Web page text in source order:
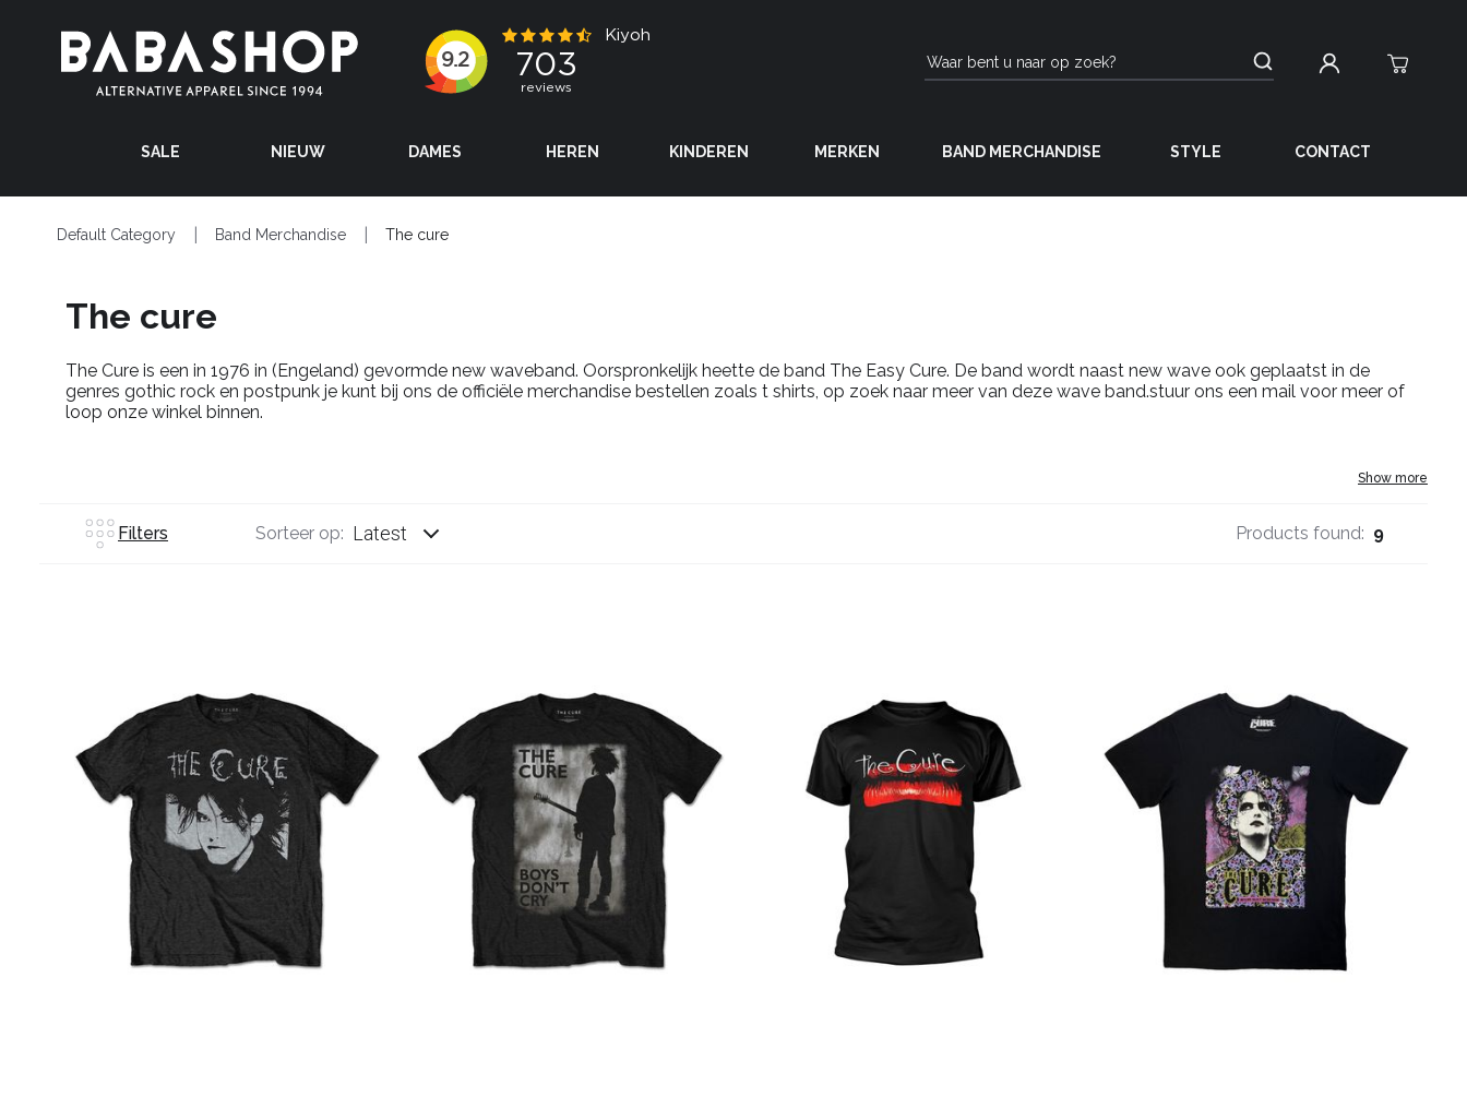
SALE NIEUW DAMES HEREN KINDEREN MERKEN BAND MERCHANDISE STYLE CONTACT
Default Category Band Merchandise The cure
The cure
The Cure is een in 1976 in (Engeland) gevormde new waveband. Oorspronkelijk heette de band The Easy Cure. De band wordt naast new wave ook geplaatst in de
genres gothic rock en postpunk je kunt bij ons de officiële merchandise bestellen zoals t shirts, op zoek naar meer van deze wave band.stuur ons een mail voor meer of
loop onze winkel binnen.
Show more
Filters Sorteer op: Latest Products found: 9